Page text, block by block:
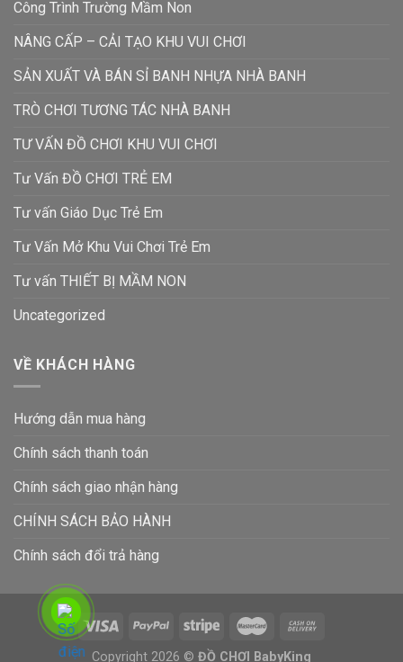
Công Trình Trường Mầm Non
NÂNG CẤP – CẢI TẠO KHU VUI CHƠI
SẢN XUẤT VÀ BÁN SỈ BANH NHỰA NHÀ BANH
TRÒ CHƠI TƯƠNG TÁC NHÀ BANH
TƯ VẤN ĐỒ CHƠI KHU VUI CHƠI
Tư Vấn ĐỒ CHƠI TRẺ EM
Tư vấn Giáo Dục Trẻ Em
Tư Vấn Mở Khu Vui Chơi Trẻ Em
Tư vấn THIẾT BỊ MẦM NON
Uncategorized
VỀ KHÁCH HÀNG
Hướng dẫn mua hàng
Chính sách thanh toán
Chính sách giao nhận hàng
CHÍNH SÁCH BẢO HÀNH
Chính sách đổi trả hàng
Copyright 2026 © ĐỒ CHƠI BabyKing